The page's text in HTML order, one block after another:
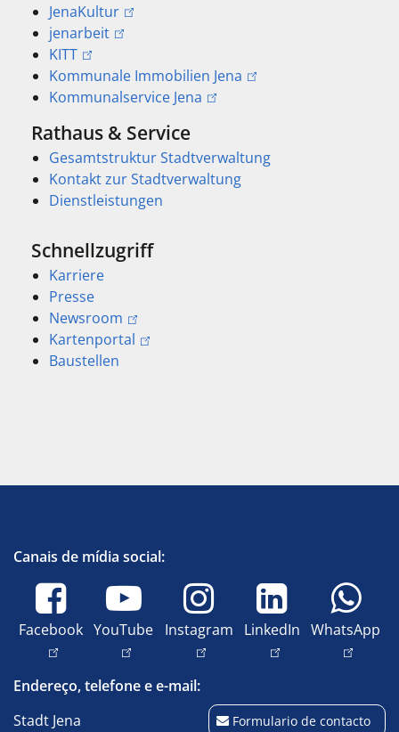
JenaKultur
jenarbeit
KITT
Kommunale Immobilien Jena
Kommunalservice Jena
Rathaus & Service
Gesamtstruktur Stadtverwaltung
Kontakt zur Stadtverwaltung
Dienstleistungen
Schnellzugriff
Karriere
Presse
Newsroom
Kartenportal
Baustellen
Canais de mídia social:
Facebook YouTube Instagram LinkedIn WhatsApp
Endereço, telefone e e-mail:
Stadt Jena
Formulario de contacto